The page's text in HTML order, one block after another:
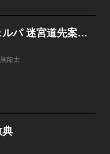
ダンジョン・シェルパ 迷宮道先案内人
龍太
典